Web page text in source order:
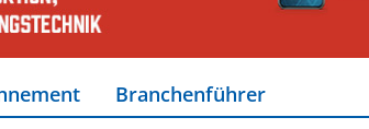
Branchenführer